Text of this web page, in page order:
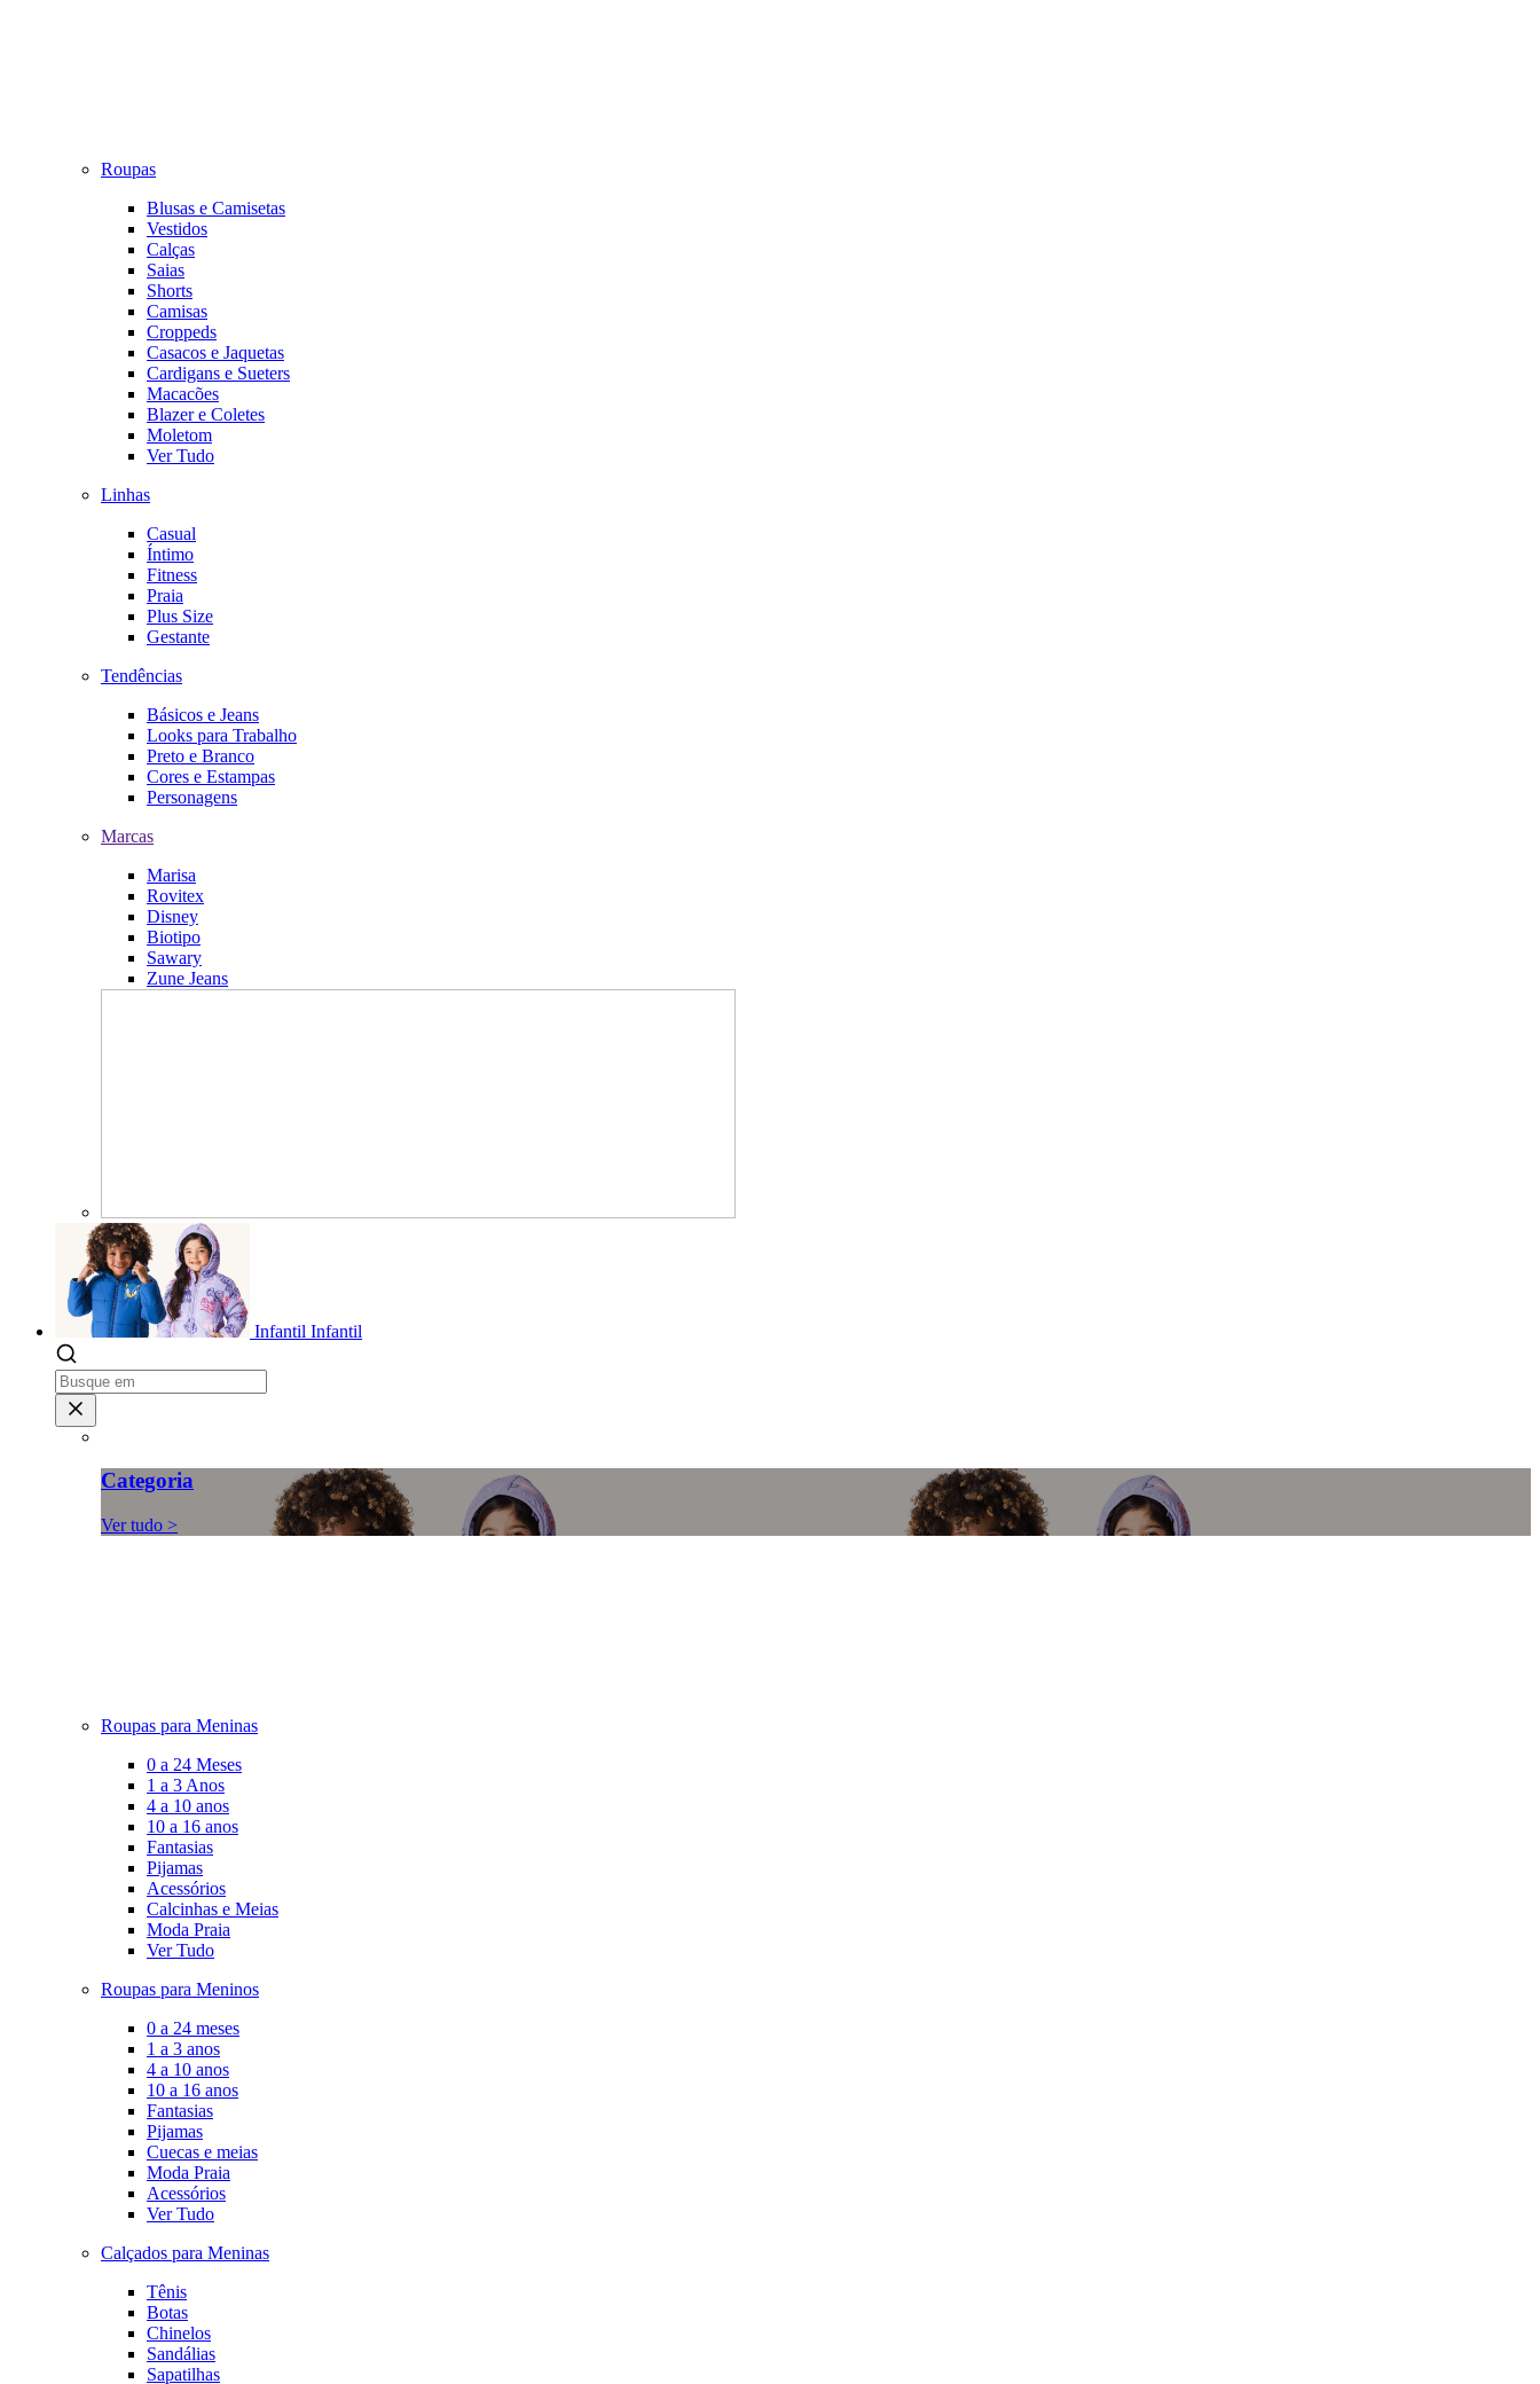
Roupas
Blusas e Camisetas
Vestidos
Calças
Saias
Shorts
Camisas
Croppeds
Casacos e Jaquetas
Cardigans e Sueters
Macacões
Blazer e Coletes
Moletom
Ver Tudo
Linhas
Casual
Íntimo
Fitness
Praia
Plus Size
Gestante
Tendências
Básicos e Jeans
Looks para Trabalho
Preto e Branco
Cores e Estampas
Personagens
Marcas
Marisa
Rovitex
Disney
Biotipo
Sawary
Zune Jeans
Infantil Infantil
Categoria
Ver tudo >
Roupas para Meninas
0 a 24 Meses
1 a 3 Anos
4 a 10 anos
10 a 16 anos
Fantasias
Pijamas
Acessórios
Calcinhas e Meias
Moda Praia
Ver Tudo
Roupas para Meninos
0 a 24 meses
1 a 3 anos
4 a 10 anos
10 a 16 anos
Fantasias
Pijamas
Cuecas e meias
Moda Praia
Acessórios
Ver Tudo
Calçados para Meninas
Tênis
Botas
Chinelos
Sandálias
Sapatilhas